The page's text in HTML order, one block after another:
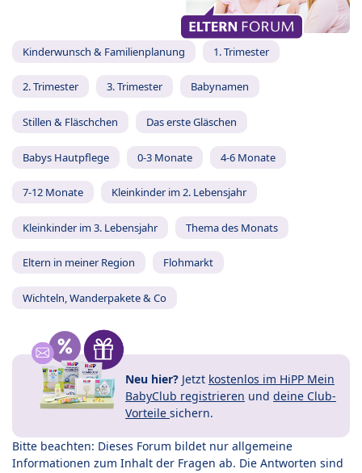
Kinderwunsch & Familienplanung 1. Trimester
2. Trimester 3. Trimester Babynamen
Stillen & Fläschchen Das erste Gläschen
Babys Hautpflege 0-3 Monate 4-6 Monate
7-12 Monate Kleinkinder im 2. Lebensjahr
Kleinkinder im 3. Lebensjahr Thema des Monats
Eltern in meiner Region Flohmarkt
Wichteln, Wanderpakete & Co
Neu hier? Jetzt kostenlos im HiPP Mein
BabyClub registrieren und deine Club-
Vorteile sichern.
Bitte beachten: Dieses Forum bildet nur allgemeine
Informationen zum Inhalt der Fragen ab. Die Antworten sind